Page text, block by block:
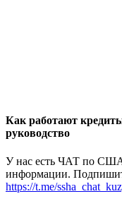
Как работают
руководство
У нас есть ЧАТ по
информации.
https://t.me/